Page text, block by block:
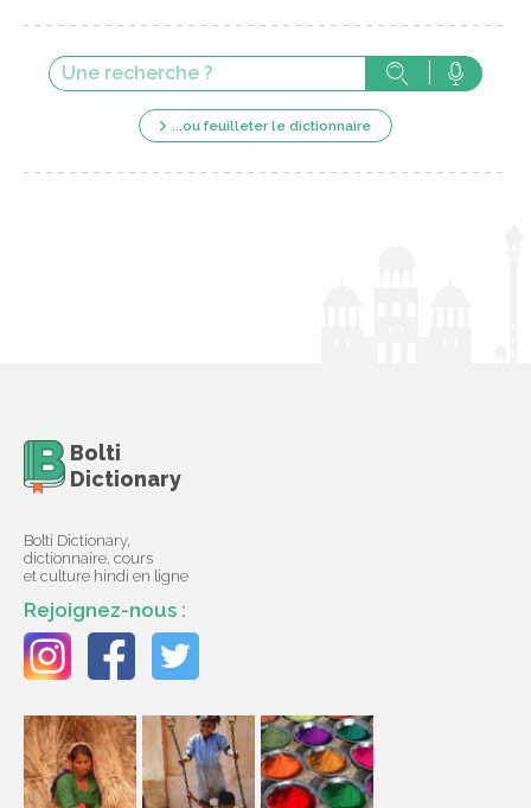
...ou feuilleter le dictionnaire
Bolti
Dictionary
Bolti Dictionary,
dictionnaire, cours
et culture hindi en ligne
Rejoignez-nous :